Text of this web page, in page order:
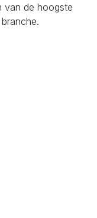
van de hoogste